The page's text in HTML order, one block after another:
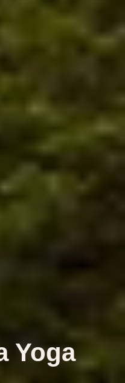
Yoga